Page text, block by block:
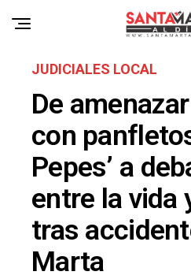
JUDICIALES LOCAL
De
con
Pepes’ a
entre la vida
tras
Marta